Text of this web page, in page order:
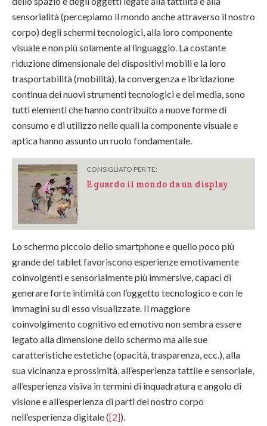
sensorialità (percepiamo il mondo anche attraverso il nostro
corpo) degli schermi tecnologici, alla loro componente
visuale e non più solamente al linguaggio. La costante
riduzione dimensionale dei dispositivi mobili e la loro
trasportabilità (mobilità), la convergenza e ibridazione
continua dei nuovi strumenti tecnologici e dei media, sono
tutti elementi che hanno contribuito a nuove forme di
consumo e di utilizzo nelle quali la componente visuale e
aptica hanno assunto un ruolo fondamentale.
CONSIGLIATO PER TE:
E guardo il mondo da un display
Lo schermo piccolo dello smartphone e quello poco più
grande del tablet favoriscono esperienze emotivamente
coinvolgenti e sensorialmente più immersive, capaci di
generare forte intimità con l’oggetto tecnologico e con le
immagini su di esso visualizzate. Il maggiore
coinvolgimento cognitivo ed emotivo non sembra essere
legato alla dimensione dello schermo ma alle sue
caratteristiche estetiche (opacità, trasparenza, ecc.), alla
sua vicinanza e prossimità, all’esperienza tattile e sensoriale,
all’esperienza visiva in termini di inquadratura e angolo di
visione e all’esperienza di parti del nostro corpo
nell’esperienza digitale ([2]).